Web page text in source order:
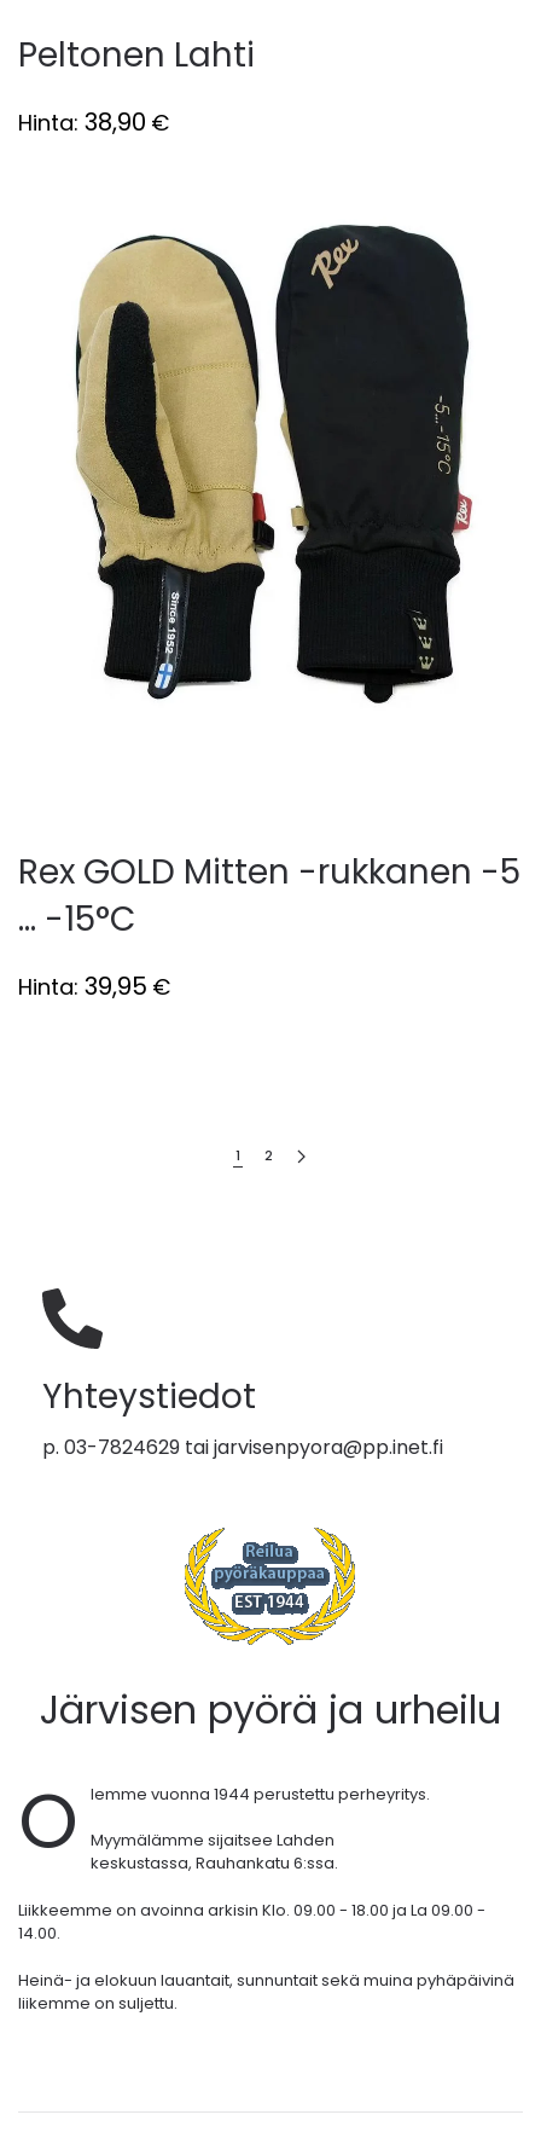
Peltonen Lahti
Hinta: 38,90 €
Rex GOLD Mitten -rukkanen -5
... -15°C
Hinta: 39,95 €
1 2
Yhteystiedot
p. 03-7824629 taijarvisenpyora@pp.inet.fi
Järvisen pyörä ja urheilu
O
lemme vuonna 1944 perustettu perheyritys.
Myymälämme sijaitsee Lahden
keskustassa, Rauhankatu 6:ssa.
Liikkeemme on avoinna arkisin Klo. 09.00 - 18.00 ja La 09.00 -
14.00.
Heinä- ja elokuun lauantait, sunnuntait sekä muina pyhäpäivinä
liikemme on suljettu.